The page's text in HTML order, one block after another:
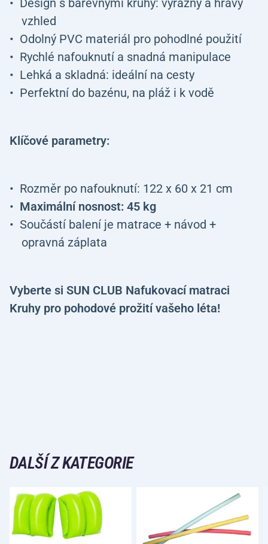
Design s barevnými kruhy: výrazný a hravý
vzhled
Odolný PVC materiál pro pohodlné použití
Rychlé nafouknutí a snadná manipulace
Lehká a skladná: ideální na cesty
Perfektní do bazénu, na pláž i k vodě
Klíčové parametry:
Rozměr po nafouknutí: 122 x 60 x 21 cm
Maximální nosnost: 45 kg
Součástí balení je matrace + návod +
opravná záplata
Vyberte si SUN CLUB Nafukovací matraci
Kruhy pro pohodové prožití vašeho léta!
DALŠÍ Z KATEGORIE